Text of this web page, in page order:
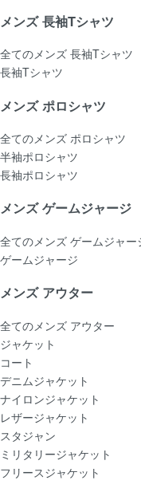
メンズ 長袖Tシャツ
全てのメンズ 長袖Tシャツ
長袖Tシャツ
メンズ ポロシャツ
全てのメンズ ポロシャツ
半袖ポロシャツ
長袖ポロシャツ
メンズ ゲームジャージ
全てのメンズ ゲームジャー
ゲームジャージ
メンズ アウター
全てのメンズ アウター
ジャケット
コート
デニムジャケット
ナイロンジャケット
レザージャケット
スタジャン
ミリタリージャケット
フリースジャケット